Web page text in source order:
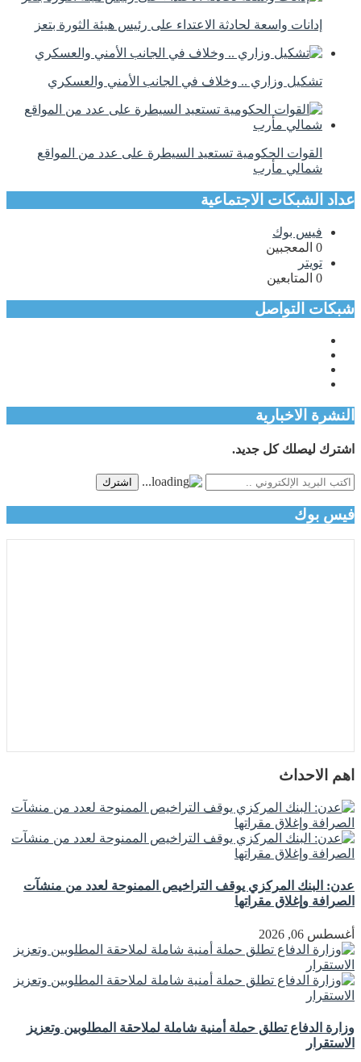
إدانات واسعة لحادثة الاعتداء على رئيس هيئة الثورة بتعز
تشكيل وزاري .. وخلاف في الجانب الأمني والعسكري
القوات الحكومية تستعيد السيطرة على عدد من المواقع
شمالي مأرب
عداد الشبكات الاجتماعية
فيس بوك
0 المعجبين
تويتر
0 المتابعين
شبكات التواصل
النشرة الاخبارية
اشترك ليصلك كل جديد.
اشترك
فيس بوك
اهم الاحداث
عدن: البنك المركزي يوقف التراخيص الممنوحة لعدد من منشآت
الصرافة وإغلاق مقراتها
أغسطس 06, 2026
وزارة الدفاع تطلق حملة أمنية شاملة لملاحقة المطلوبين وتعزيز
الاستقرار